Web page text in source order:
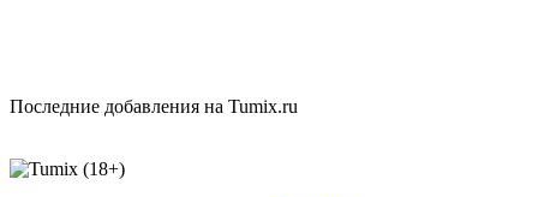
Последние добавления на Tumix.ru